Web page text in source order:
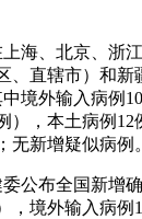
海、北京、浙
、直辖市）和新
境外输入病例
），本土病例12
无新增疑似病例。
公布全国新增
，境外输入病例